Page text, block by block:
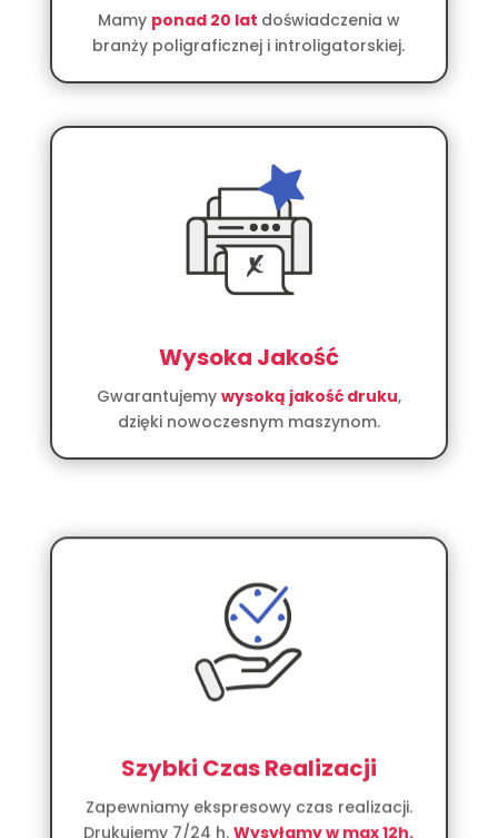
Mamy ponad 20 lat doświadczenia w
branży poligraficznej i introligatorskiej.
Wysoka Jakość
Gwarantujemy wysoką jakość druku,
dzięki nowoczesnym maszynom.
Zapewniamy ekspresowy czas realizacji.
Drukujemy 7/24 h.Wysyłamy w max 12h.